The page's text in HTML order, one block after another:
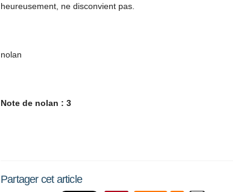
heureusement, ne disconvient pas.
nolan
Note de nolan : 3
Partager cet article